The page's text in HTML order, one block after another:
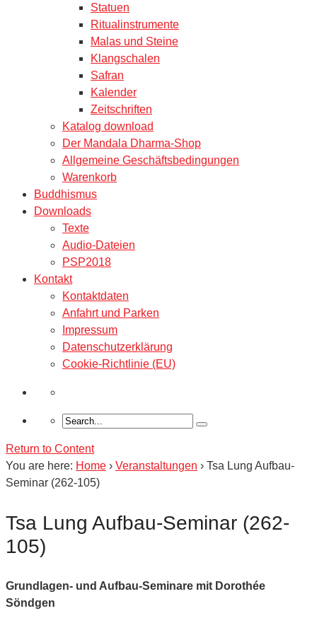
Statuen
Ritualinstrumente
Malas und Steine
Klangschalen
Safran
Kalender
Zeitschriften
Katalog download
Der Mandala Dharma-Shop
Allgemeine Geschäftsbedingungen
Warenkorb
Buddhismus
Downloads
Texte
Audio-Dateien
PSP2018
Kontakt
Kontaktdaten
Anfahrt und Parken
Impressum
Datenschutzerklärung
Cookie-Richtlinie (EU)
Return to Content
You are here: Home › Veranstaltungen › Tsa Lung Aufbau-
Seminar (262-105)
Tsa Lung Aufbau-Seminar (262-
105)
Grundlagen- und Aufbau-Seminare mit Dorothée
Söndgen